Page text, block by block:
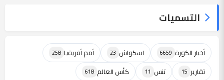
التسميات
أخبار الكورة 6659 اسكواش 23 أمم أفريقيا 258
تقارير 15 تنس 11 كأس العالم 618